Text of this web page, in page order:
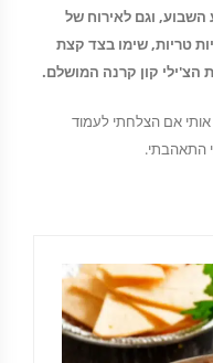
וגם לאירוח של
טריות, שימו בצד קצת
הצ'ילי קון קרנה המושלם.
אותי אם הצלחתי לעמוד
התאהבתי.